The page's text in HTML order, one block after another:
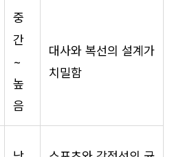
중
간
~
높
음
대사와 복선의 설계가
치밀함